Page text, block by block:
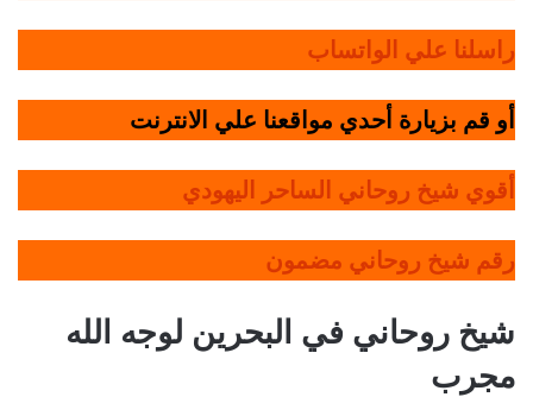
راسلنا علي الواتساب
أو قم بزيارة أحدي مواقعنا علي الانترنت
أقوي شيخ روحاني الساحر اليهودي
رقم شيخ روحاني مضمون
شيخ روحاني في البحرين لوجه الله
مجرب